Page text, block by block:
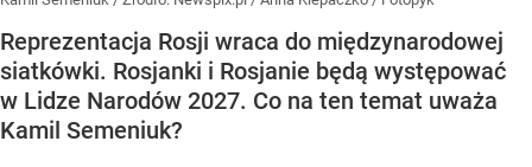
Reprezentacja Rosji wraca do międzynarodowej
siatkówki. Rosjanki i Rosjanie będą występować
w Lidze Narodów 2027. Co na ten temat uważa
Kamil Semeniuk?